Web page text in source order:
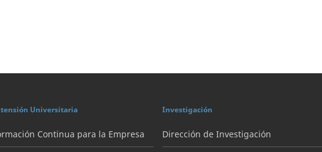
Universitaria
Continua para la Empresa
Investigación
Dirección de Investigación